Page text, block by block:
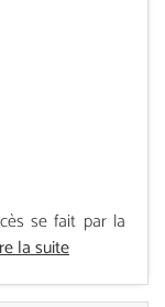
se fait par la
la suite